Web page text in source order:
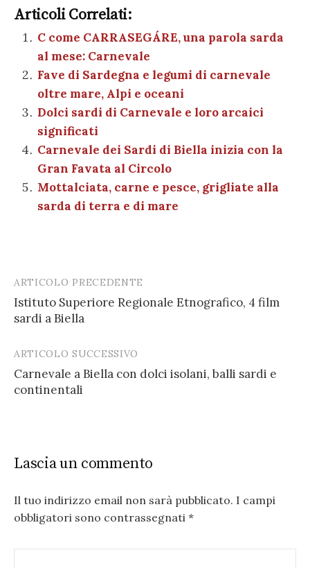
e
b
o
o
k
te
r
es
t A
p
p
g
er
a dI
n
et
ai
l
n
di
vi
di
Articoli Correlati:
C come CARRASEGÁRE, una parola sarda
al mese: Carnevale
Fave di Sardegna e legumi di carnevale
oltre mare, Alpi e oceani
Dolci sardi di Carnevale e loro arcaici
significati
Carnevale dei Sardi di Biella inizia con la
Gran Favata al Circolo
Mottalciata, carne e pesce, grigliate alla
sarda di terra e di mare
Post
navigation
ARTICOLO PRECEDENTE
Istituto Superiore Regionale Etnografico, 4 film
sardi a Biella
ARTICOLO SUCCESSIVO
Carnevale a Biella con dolci isolani, balli sardi e
continentali
Lascia un commento
Il tuo indirizzo email non sarà pubblicato. I campi
obbligatori sono contrassegnati *